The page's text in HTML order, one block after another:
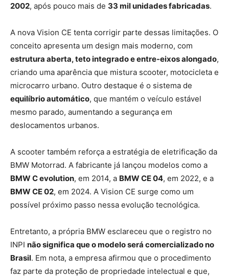
2002, após pouco mais de 33 mil unidades fabricadas.
A nova Vision CE tenta corrigir parte dessas limitações. O
conceito apresenta um design mais moderno, com
estrutura aberta, teto integrado e entre-eixos alongado,
criando uma aparência que mistura scooter, motocicleta e
microcarro urbano. Outro destaque é o sistema de
equilíbrio automático, que mantém o veículo estável
mesmo parado, aumentando a segurança em
deslocamentos urbanos.
A scooter também reforça a estratégia de eletrificação da
BMW Motorrad. A fabricante já lançou modelos como a
BMW C evolution, em 2014, a BMW CE 04, em 2022, e a
BMW CE 02, em 2024. A Vision CE surge como um
possível próximo passo nessa evolução tecnológica.
Entretanto, a própria BMW esclareceu que o registro no
INPI não significa que o modelo será comercializado no
Brasil. Em nota, a empresa afirmou que o procedimento
faz parte da proteção de propriedade intelectual e que,